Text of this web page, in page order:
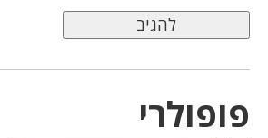
פופולרי